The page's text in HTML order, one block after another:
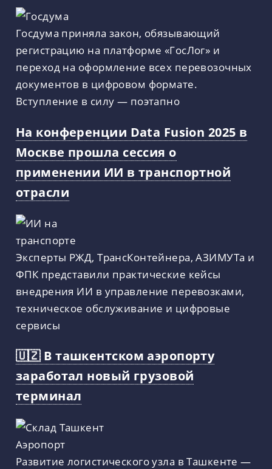
Госдума приняла закон, обязывающий
регистрацию на платформе «ГосЛог» и
переход на оформление всех перевозочных
документов в цифровом формате.
Вступление в силу — поэтапно
На конференции Data Fusion 2025 в
Москве прошла сессия о
применении ИИ в транспортной
отрасли
Эксперты РЖД, ТрансКонтейнера, АЗИМУТа и
ФПК представили практические кейсы
внедрения ИИ в управление перевозками,
техническое обслуживание и цифровые
сервисы
🇺🇿 В ташкентском аэропорту
заработал новый грузовой
терминал
Развитие логистического узла в Ташкенте —